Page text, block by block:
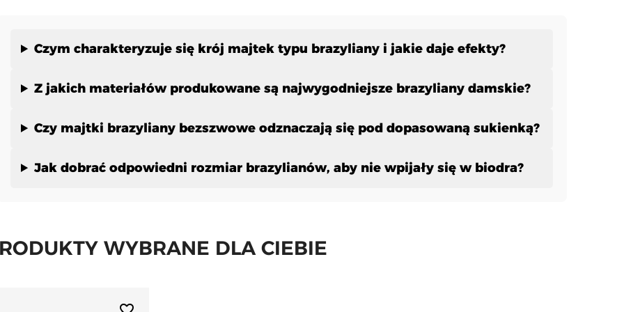
Czym charakteryzuje się krój majtek typu brazyliany i jakie daje efekty?
Z jakich materiałów produkowane są najwygodniejsze brazyliany damskie?
Czy majtki brazyliany bezszwowe odznaczają się pod dopasowaną sukienką?
Jak dobrać odpowiedni rozmiar brazylianów, aby nie wpijały się w biodra?
WYBRANE DLA CIEBIE